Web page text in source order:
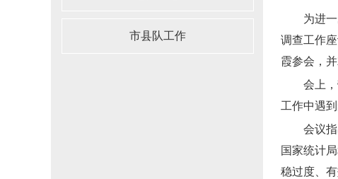
市县队工作
为进
调查工作
霞参会，
会上
工作中遇
会议
国家统计
稳过度、有